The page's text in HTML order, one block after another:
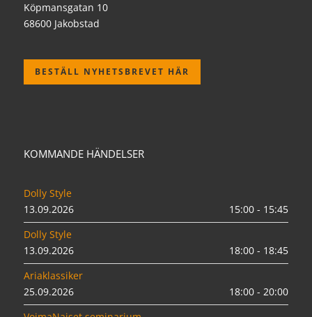
Köpmansgatan 10
68600 Jakobstad
BESTÄLL NYHETSBREVET HÄR
KOMMANDE HÄNDELSER
Dolly Style
13.09.2026
15:00 - 15:45
Dolly Style
13.09.2026
18:00 - 18:45
Ariaklassiker
25.09.2026
18:00 - 20:00